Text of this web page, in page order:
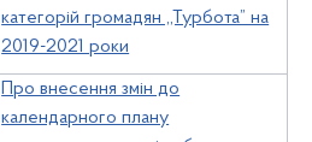
категорій громадян ,,Турбота” на
2019-2021 роки
Про внесення змін до
календарного плану